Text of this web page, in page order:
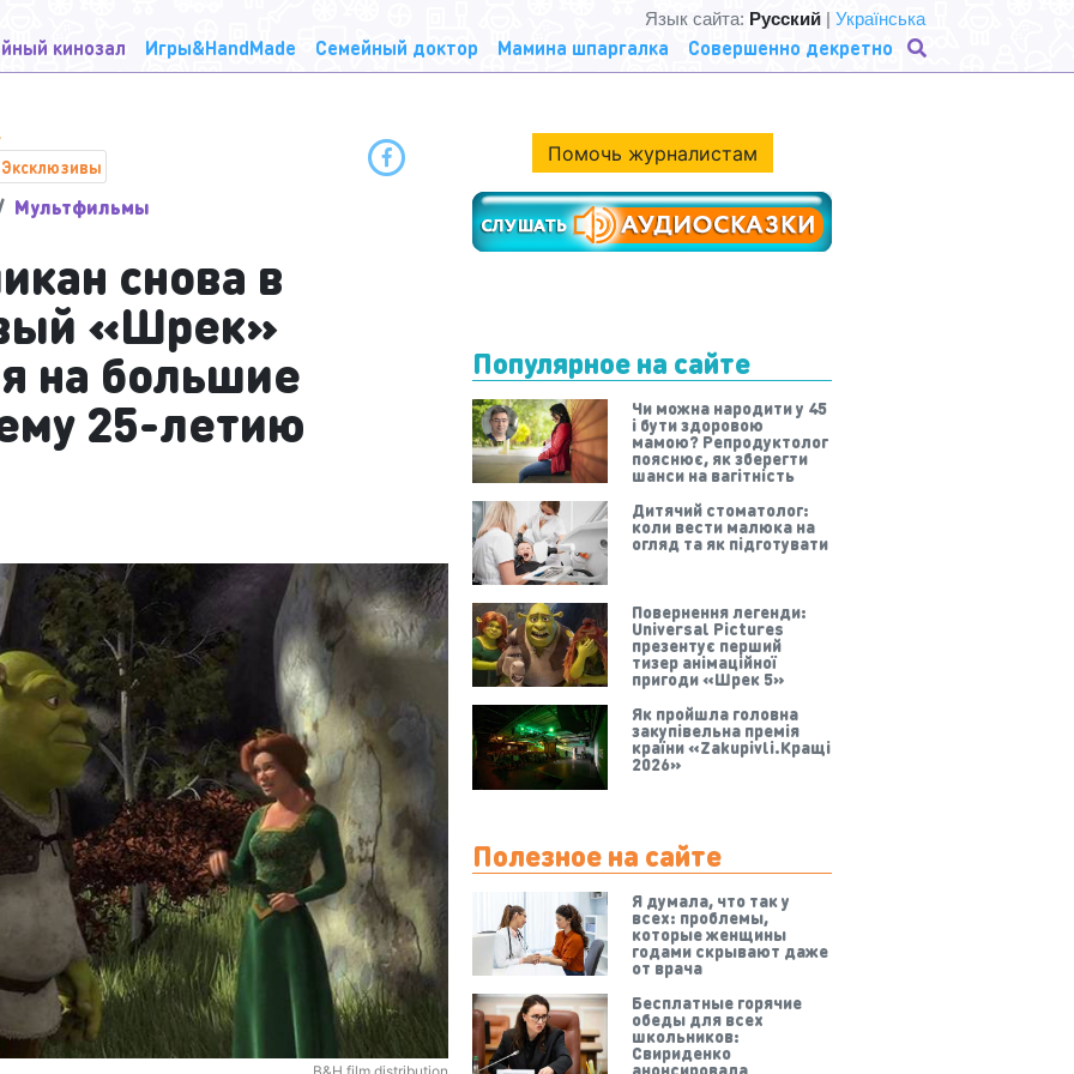
кинозал Игры&HandMade Семейный доктор Мамина шпаргалка Совершенно декретно
Язык сайта: Русский | Українська
Эксклюзивы
Мультфильмы
снова в
«Шрек»
на большие
25-летию
Помочь журналистам
Популярное на сайте
Чи можна народити у 45
і бути здоровою
мамою? Репродуктолог
пояснює, як зберегти
шанси на вагітність
Дитячий стоматолог:
коли вести малюка на
огляд та як підготувати
Повернення легенди:
Universal Pictures
презентує перший
тизер анімаційної
пригоди «Шрек 5»
Як пройшла головна
закупівельна премія
країни «Zakupivli.Кращі
2026»
Полезное на сайте
Я думала, что так у
всех: проблемы,
которые женщины
годами скрывают даже
от врача
Бесплатные горячие
обеды для всех
школьников:
Свириденко
анонсировала